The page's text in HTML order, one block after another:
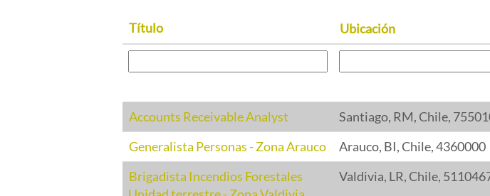
Título Ubicación
Accounts Receivable Analyst
Santiago, RM, Chile,
Generalista Personas - Zona Arauco
Arauco, BI, Chile, 4360000
Brigadista Incendios Forestales
Valdivia, LR, Chile,